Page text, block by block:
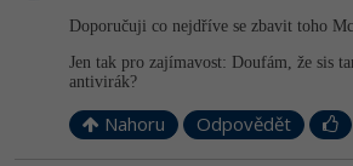
Fórum
Kybernetická bezpečnost
Elektronický podpis
Doporučuji co nejdříve se zbavit toho
Jen tak pro zajímavost: Doufám, že sis
antivirák?
Nahoru Odpovědět